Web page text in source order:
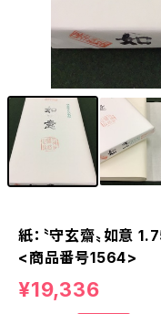
紙：〝守玄齋〟如
<商品番号1564>
¥19,336